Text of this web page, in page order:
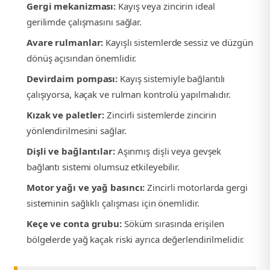
Gergi mekanizması: Kayış veya zincirin ideal
gerilimde çalışmasını sağlar.
Avare rulmanlar: Kayışlı sistemlerde sessiz ve düzgün
dönüş açısından önemlidir.
Devirdaim pompası: Kayış sistemiyle bağlantılı
çalışıyorsa, kaçak ve rulman kontrolü yapılmalıdır.
Kızak ve paletler: Zincirli sistemlerde zincirin
yönlendirilmesini sağlar.
Dişli ve bağlantılar:Aşınmış dişli veya gevşek
bağlantı sistemi olumsuz etkileyebilir.
Motor yağı ve yağ basıncı: Zincirli motorlarda gergi
sisteminin sağlıklı çalışması için önemlidir.
Keçe ve conta grubu:Söküm sırasında erişilen
bölgelerde yağ kaçak riski ayrıca değerlendirilmelidir.